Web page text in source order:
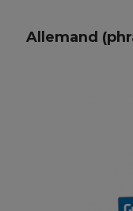
Allemand